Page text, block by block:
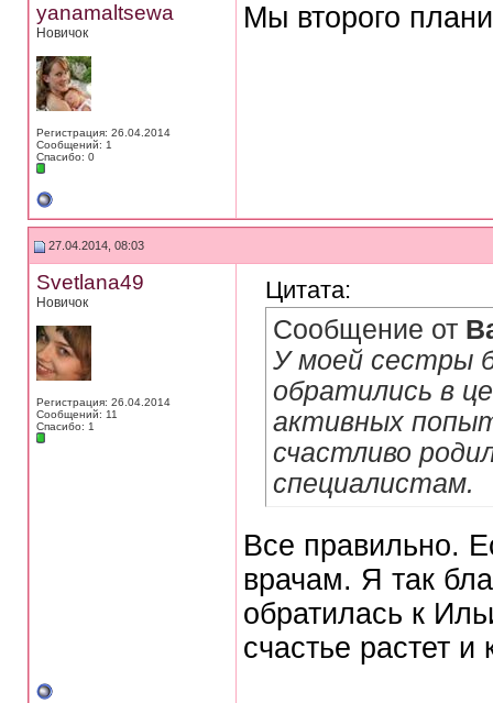
yanamaltsewa
Новичок
Регистрация: 26.04.2014
Сообщений: 1
Спасибо: 0
Мы второго
27.04.2014, 08:03
Svetlana49
Новичок
Регистрация: 26.04.2014
Сообщений: 11
Спасибо: 1
Цитата:
Сообщение от
У моей сестры
обратились в
активных
счастливо
специалистам.
Все правильно.
врачам. Я так
обратилась к
счастье растет